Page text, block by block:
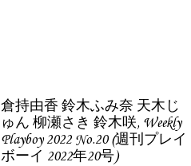
倉持由香 鈴木ふみ奈 天木じ
ゅん 柳瀬さき 鈴木咲, Weekly
Playboy 2022 No.20 (週刊プレイ
ボーイ 2022年20号)